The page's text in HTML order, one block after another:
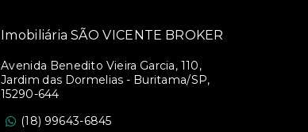
Imobiliária SÃO VICENTE BROKER
Avenida Benedito Vieira Garcia, 110,
Jardim das Dormelias - Buritama/SP,
15290-644
(18) 99643-6845